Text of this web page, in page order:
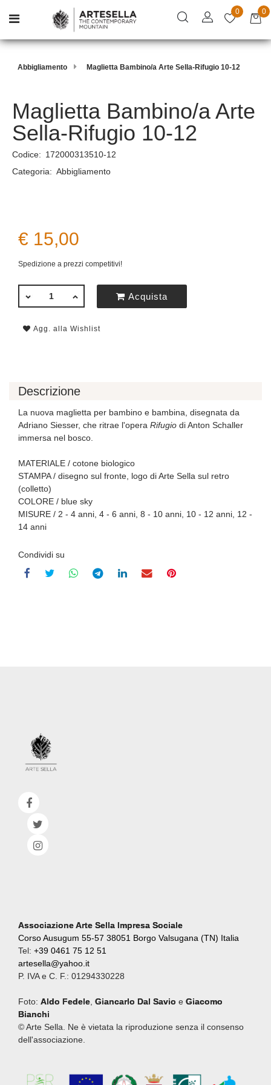
Open menu
0 0
Abbigliamento Maglietta Bambino/a Arte Sella-Rifugio 10-12
Maglietta Bambino/a Arte
Sella-Rifugio 10-12
Codice: 172000313510-12
Categoria: Abbigliamento
€ 15,00
Spedizione a prezzi competitivi!
Acquista
Agg. alla Wishlist
Descrizione
La nuova maglietta per bambino e bambina, disegnata da
Adriano Siesser, che ritrae l'opera Rifugio di Anton Schaller
immersa nel bosco.
MATERIALE / cotone biologico
STAMPA / disegno sul fronte, logo di Arte Sella sul retro
(colletto)
COLORE / blue sky
MISURE / 2 - 4 anni, 4 - 6 anni, 8 - 10 anni, 10 - 12 anni, 12 -
14 anni
Condividi su
Associazione Arte Sella Impresa Sociale
Corso Ausugum 55-57 38051 Borgo Valsugana (TN) Italia
Tel: +39 0461 75 12 51
artesella@yahoo.it
P. IVA e C. F.: 01294330228
Foto: Aldo Fedele Giancarlo Dal Savio e Giacomo
Bianchi
© Arte Sella. Ne è vietata la riproduzione senza il consenso
dell'associazione.